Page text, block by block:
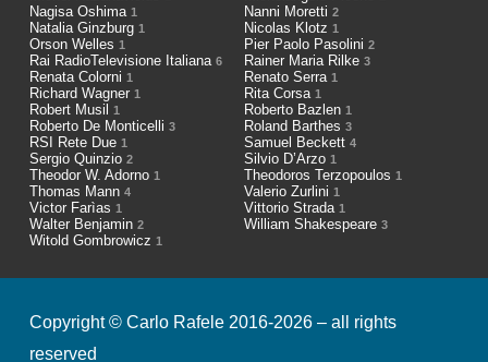
Nagisa Oshima 1 Nanni Moretti 2
Natalia Ginzburg 1 Nicolas Klotz 1
Orson Welles 1 Pier Paolo Pasolini 2
Rai RadioTelevisione Italiana 6 Rainer Maria Rilke 3
Renata Colorni 1 Renato Serra 1
Richard Wagner 1 Rita Corsa 1
Robert Musil 1 Roberto Bazlen 1
Roberto De Monticelli 3 Roland Barthes 3
RSI Rete Due 1 Samuel Beckett 4
Sergio Quinzio 2 Silvio D’Arzo 1
Theodor W. Adorno 1 Theodoros Terzopoulos 1
Thomas Mann 4 Valerio Zurlini 1
Victor Farìas 1 Vittorio Strada 1
Walter Benjamin 2 William Shakespeare 3
Witold Gombrowicz 1
Copyright © Carlo Rafele 2016-2026 – all rights
reserved